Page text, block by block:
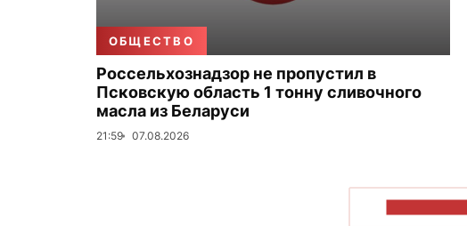
ОБЩЕСТВО
Россельхознадзор не пропустил в
Псковскую область 1 тонну сливочного
масла из Беларуси
21:59 07.08.2026